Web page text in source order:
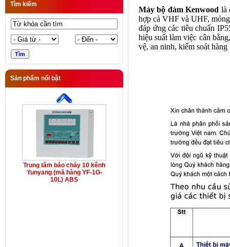
Tìm kiếm
Sản phẩm nổi bật
Trung tâm báo cháy 10 kênh
Yunyang (mã hàng YF-1G-
10L) ABS
Máy bộ đàm Kenwood là
hợp cả VHF và UHF,
đáp ứng các tiêu chuẩn
hiệu suất làm việc cân
vệ, an ninh, kiểm soát